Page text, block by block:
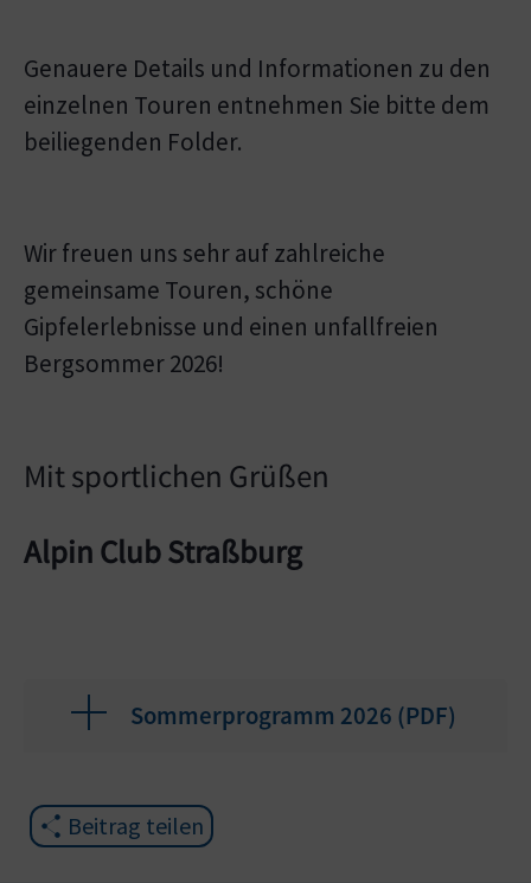
Genauere Details und Informationen zu den
einzelnen Touren entnehmen Sie bitte dem
beiliegenden Folder.
Wir freuen uns sehr auf zahlreiche
gemeinsame Touren, schöne
Gipfelerlebnisse und einen unfallfreien
Bergsommer 2026!
Mit sportlichen Grüßen
Alpin Club Straßburg
Sommerprogramm 2026 (PDF)
Beitrag teilen